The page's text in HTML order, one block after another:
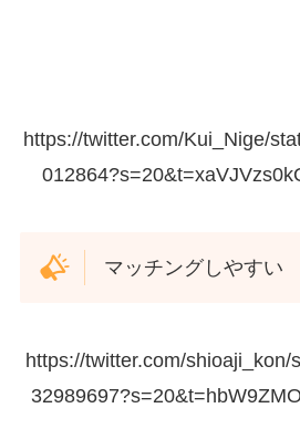
https://twitter.com/Kui_Nige/
マッチングしやすい
https://twitter.com/shioaji_kon/